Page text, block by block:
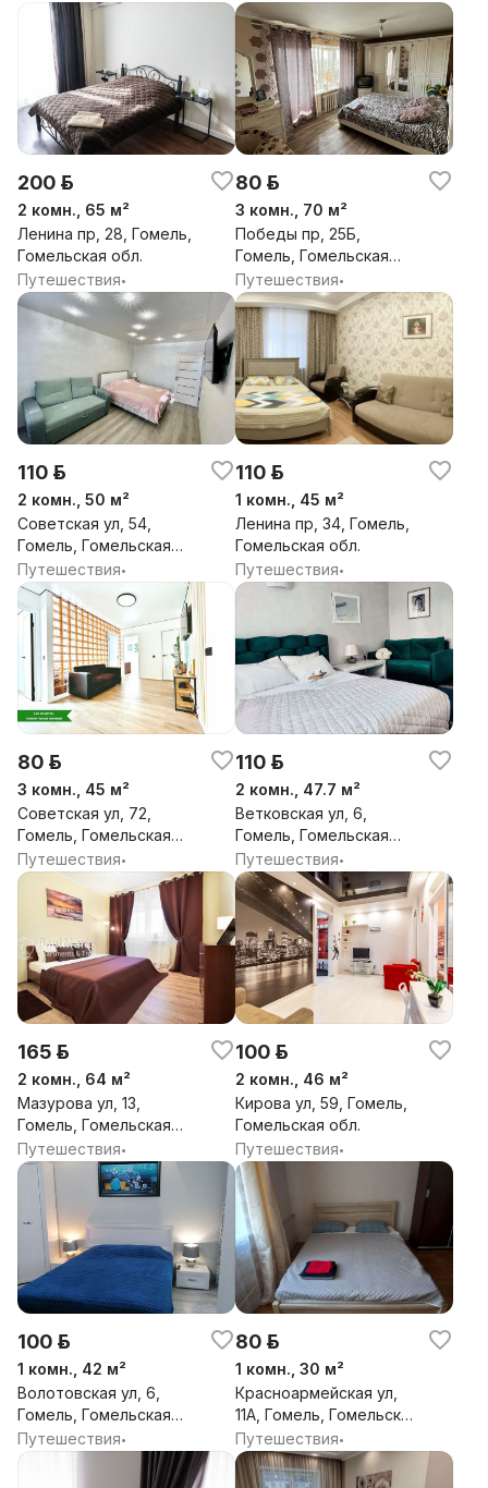
200 р.
2 комн., 65 м²
Ленина пр, 28, Гомель,
Гомельская обл.
Путешествия•
80 р.
3 комн., 70 м²
Победы пр, 25Б,
Гомель, Гомельская
обл.
Путешествия•
110 р.
2 комн., 50 м²
Советская ул, 54,
Гомель, Гомельская
обл.
Путешествия•
110 р.
1 комн., 45 м²
Ленина пр, 34, Гомель,
Гомельская обл.
Путешествия•
80 р.
3 комн., 45 м²
Советская ул, 72,
Гомель, Гомельская
обл.
Путешествия•
110 р.
2 комн., 47.7 м²
Ветковская ул, 6,
Гомель, Гомельская
обл.
Путешествия•
165 р.
2 комн., 64 м²
Мазурова ул, 13,
Гомель, Гомельская
обл.
Путешествия•
100 р.
2 комн., 46 м²
Кирова ул, 59, Гомель,
Гомельская обл.
Путешествия•
100 р.
1 комн., 42 м²
Волотовская ул, 6,
Гомель, Гомельская
обл.
Путешествия•
80 р.
1 комн., 30 м²
Красноармейская ул,
11А, Гомель, Гомельская
обл.
Путешествия•